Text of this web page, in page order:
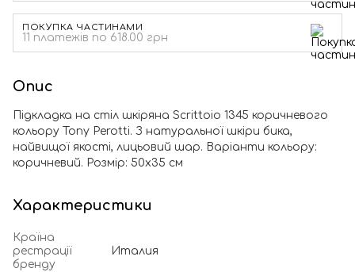
ПОКУПКА ЧАСТИНАМИ
11 платежів по 618.00 грн
Опис
Підкладка на стіл шкіряна Scrittoio 1345 коричневого
кольору Tony Perotti. З натуральної шкіри бика,
найвищої якості, лицьовий шар. Варіанти кольору:
коричневий. Розмір: 50х35 см
Характеристики
Країна
рестрації
бренду
Италия